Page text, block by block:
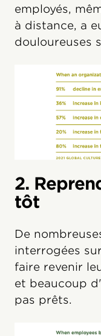
employés,
à distance, a
douloureuses
2.
tôt
De
interrogées
faire revenir
et beaucoup
pas prêts.